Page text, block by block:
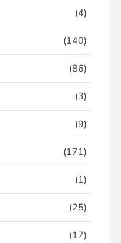
(4)
(140)
(86)
(3)
(9)
(171)
(1)
(25)
(17)